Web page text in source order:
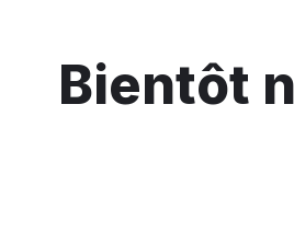
Bientôt